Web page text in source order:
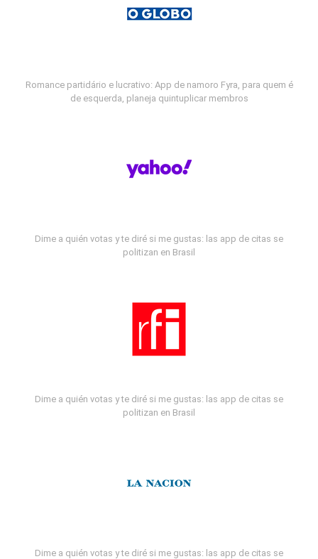
Romance partidário e lucrativo: App de namoro Fyra, para quem é
de esquerda, planeja quintuplicar membros
Dime a quién votas y te diré si me gustas: las app de citas se
politizan en Brasil
Dime a quién votas y te diré si me gustas: las app de citas se
politizan en Brasil
Dime a quién votas y te diré si me gustas: las app de citas se